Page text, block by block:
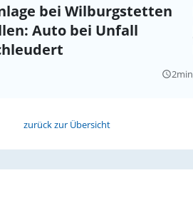
bei Wilburgstetten
Auto bei Unfall
query_builder2min
zurück zur Übersicht